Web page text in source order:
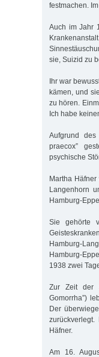
festmachen.
Auch im Jahr
sie, Suizid zu
Ihr war
kämen, und
zu hören.
Ich habe
Aufgrund
praecox”
psychische
Martha
Langenhorn
Hamburg-
Sie gehörte
Hamburg-
Hamburg-
1938 zwei
Zur Zeit der
Gomorrha”)
Der
Häfner.
Am 16.